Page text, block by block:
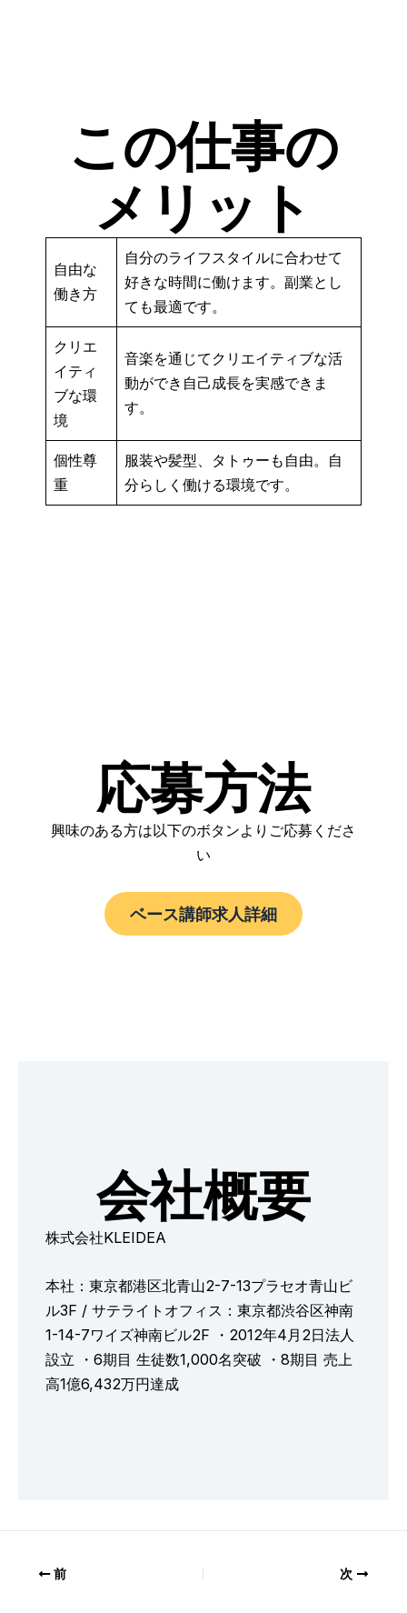
この仕事の
メリット
自由な
働き方
自分のライフスタイルに合わせて
好きな時間に働けます。副業とし
ても最適です。
クリエ
イティ
ブな環
境
音楽を通じてクリエイティブな活
動ができ自己成長を実感できま
す。
個性尊
重
服装や髪型、タトゥーも自由。自
分らしく働ける環境です。
応募方法
興味のある方は以下のボタンよりご応募くださ
い
ベース講師求人詳細
会社概要
株式会社KLEIDEA
本社：東京都港区北青山2-7-13プラセオ青山ビ
ル3F / サテライトオフィス：東京都渋谷区神南
1-14-7ワイズ神南ビル2F ・2012年4月2日法人
設立 ・6期目 生徒数1,000名突破 ・8期目 売上
高1億6,432万円達成
前 次